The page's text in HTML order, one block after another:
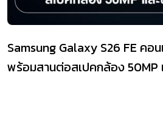
Samsung Galaxy S26 FE คอ
พร้อมสานต่อสเปคกล้อง 50MP